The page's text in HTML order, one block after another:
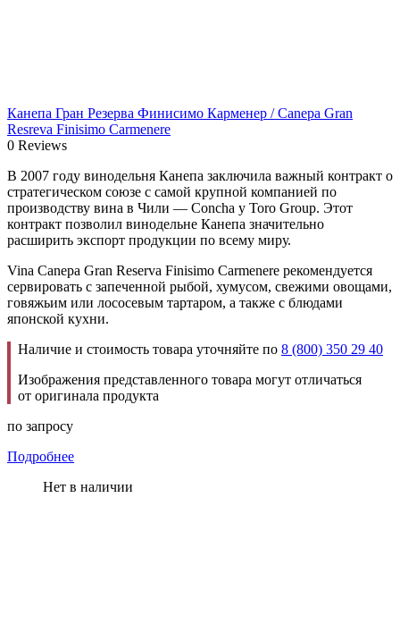
Канепа Гран Резерва Финисимо Карменер / Canepa Gran
Resreva Finisimo Carmenere
0 Reviews
В 2007 году винодельня Канепа заключила важный контракт о
стратегическом союзе с самой крупной компанией по
производству вина в Чили — Concha y Toro Group. Этот
контракт позволил винодельне Канепа значительно
расширить экспорт продукции по всему миру.
Vina Canepa Gran Reserva Finisimo Carmenere рекомендуется
сервировать с запеченной рыбой, хумусом, свежими овощами,
говяжьим или лососевым тартаром, а также с блюдами
японской кухни.
Наличие и стоимость товара уточняйте по 8 (800) 350 29 40
Изображения представленного товара могут отличаться
от оригинала продукта
по запросу
Подробнее
Нет в наличии